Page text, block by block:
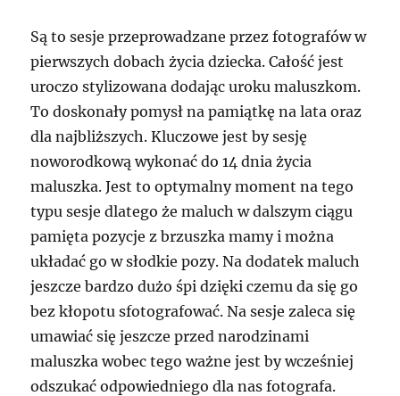
Są to sesje przeprowadzane przez fotografów w
pierwszych dobach życia dziecka. Całość jest
uroczo stylizowana dodając uroku maluszkom.
To doskonały pomysł na pamiątkę na lata oraz
dla najbliższych. Kluczowe jest by sesję
noworodkową wykonać do 14 dnia życia
maluszka. Jest to optymalny moment na tego
typu sesje dlatego że maluch w dalszym ciągu
pamięta pozycje z brzuszka mamy i można
układać go w słodkie pozy. Na dodatek maluch
jeszcze bardzo dużo śpi dzięki czemu da się go
bez kłopotu sfotografować. Na sesje zaleca się
umawiać się jeszcze przed narodzinami
maluszka wobec tego ważne jest by wcześniej
odszukać odpowiedniego dla nas fotografa.